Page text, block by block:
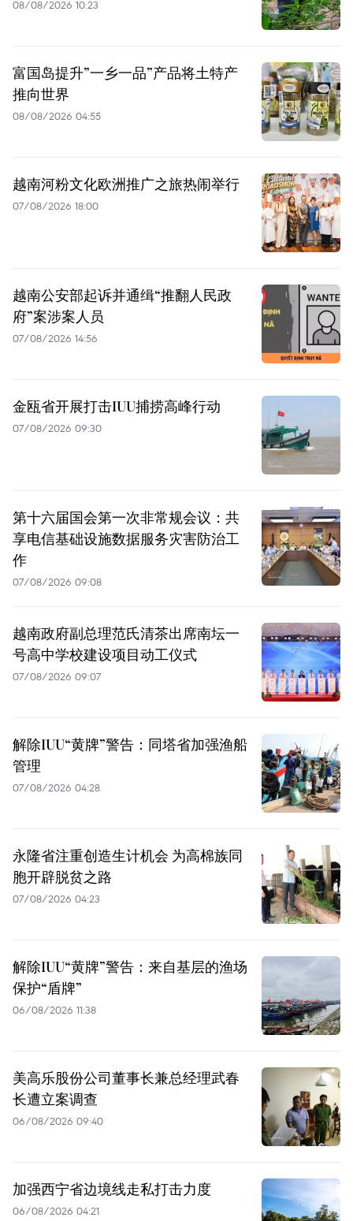
08/08/2026 10:23
富国岛提升”一乡一品”产品将土特产
推向世界
08/08/2026 04:55
越南河粉文化欧洲推广之旅热闹举行
07/08/2026 18:00
越南公安部起诉并通缉“推翻人民政
府”案涉案人员
07/08/2026 14:56
金瓯省开展打击IUU捕捞高峰行动
07/08/2026 09:30
第十六届国会第一次非常规会议：共
享电信基础设施数据服务灾害防治工
作
07/08/2026 09:08
越南政府副总理范氏清茶出席南坛一
号高中学校建设项目动工仪式
07/08/2026 09:07
解除IUU“黄牌”警告：同塔省加强渔船
管理
07/08/2026 04:28
永隆省注重创造生计机会 为高棉族同
胞开辟脱贫之路
07/08/2026 04:23
解除IUU“黄牌”警告：来自基层的渔场
保护“盾牌”
06/08/2026 11:38
美高乐股份公司董事长兼总经理武春
长遭立案调查
06/08/2026 09:40
加强西宁省边境线走私打击力度
06/08/2026 04:21